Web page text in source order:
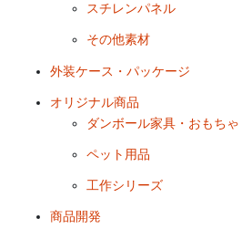
スチレンパネル
その他素材
外装ケース・パッケージ
オリジナル商品
ダンボール家具・おもちゃ
ペット用品
工作シリーズ
商品開発